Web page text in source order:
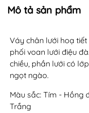
Mô tả sản phẩm
Váy chân lưới hoạ
phối voan lưới điệu
chiều, phần lưới có
ngọt ngào.
Màu sắc: Tím - Hồng
Trắng